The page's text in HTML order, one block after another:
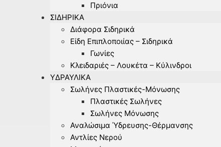
Πριόνια
ΣΙΔΗΡΙΚΆ
Διάφορα Σιδηρικά
Είδη Επιπλοποιίας – Σιδηρικά
Γωνίες
Κλειδαριές – Λουκέτα – Κύλινδροι
ΥΔΡΑΥΛΙΚΆ
Σωλήνες Πλαστικές-Μόνωσης
Πλαστικές Σωλήνες
Σωλήνες Μόνωσης
Αναλώσιμα Ύδρευσης-Θέρμανσης
Αντλίες Νερού